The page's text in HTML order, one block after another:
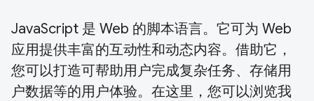
JavaScript 是 Web 的脚本语言。它可为 Web
应用提供丰富的互动性和动态内容。借助它，
您可以打造可帮助用户完成复杂任务、存储用
户数据等的用户体验。在这里，您可以浏览我